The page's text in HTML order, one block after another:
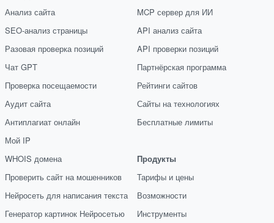
Анализ сайта
SEO-анализ страницы
Разовая проверка позиций
Чат GPT
Проверка посещаемости
Аудит сайта
Антиплагиат онлайн
Мой IP
WHOIS домена
Проверить сайт на мошенников
Нейросеть для написания текста
Генератор картинок Нейросетью
MCP сервер для ИИ
API анализ сайта
API проверки позиций
Партнёрская программа
Рейтинги сайтов
Сайты на технологиях
Бесплатные лимиты
Продукты
Тарифы и цены
Возможности
Инструменты